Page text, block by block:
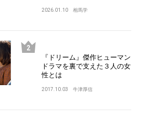
2026.01.10 相馬学
『ドリーム』傑作ヒューマン
ドラマを裏で支えた３人の女
性とは
2017.10.03 牛津厚信